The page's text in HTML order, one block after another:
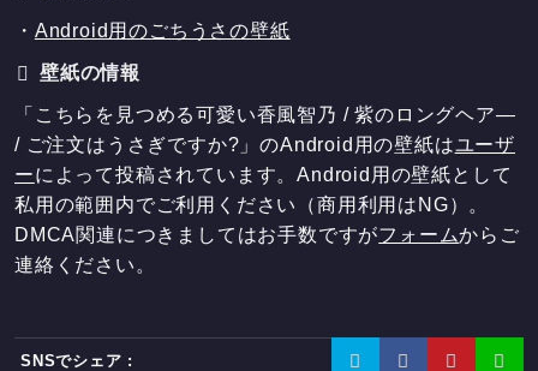
・ Android用のごちうさの壁紙
壁紙の情報
「こちらを見つめる可愛い香風智乃 / 紫のロングヘア―
/ ご注文はうさぎですか?」のAndroid用の壁紙はユーザ
ーによって投稿されています。Android用の壁紙として
私用の範囲内でご利用ください（商用利用はNG）。
DMCA関連につきましてはお手数ですがフォームからご
連絡ください。
SNSでシェア :